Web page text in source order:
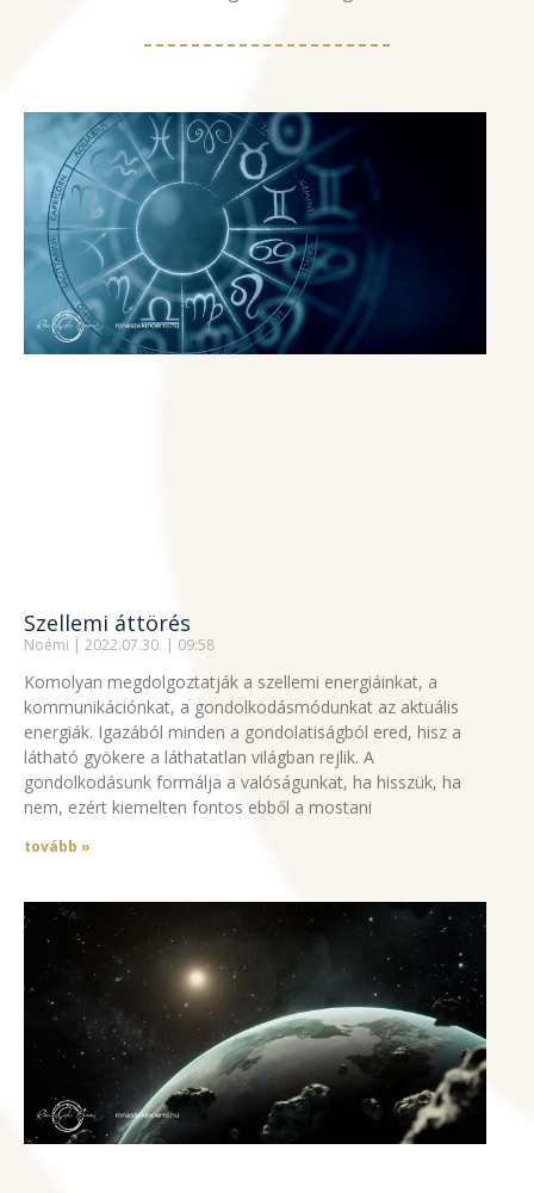
Szellemi áttörés
Noémi 2022.07.30. 09:58
Komolyan megdolgoztatják a szellemi energiáinkat, a
kommunikációnkat, a gondolkodásmódunkat az aktuális
energiák. Igazából minden a gondolatiságból ered, hisz a
látható gyökere a láthatatlan világban rejlik. A
gondolkodásunk formálja a valóságunkat, ha hisszük, ha
nem, ezért kiemelten fontos ebből a mostani
tovább »